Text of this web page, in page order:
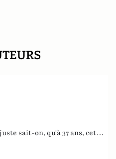
sait-on, qu'à 37 ans, cet
habite en Belgique et
qui produit, gère et